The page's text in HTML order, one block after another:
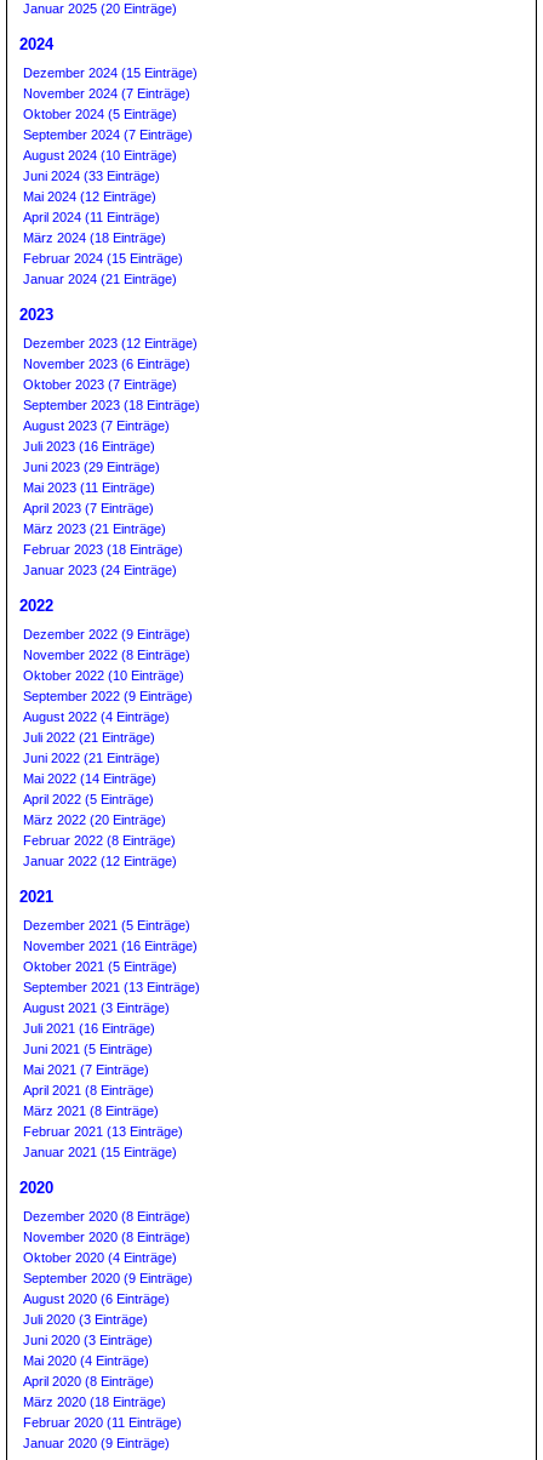
Januar 2025 (20 Einträge)
2024
Dezember 2024 (15 Einträge)
November 2024 (7 Einträge)
Oktober 2024 (5 Einträge)
September 2024 (7 Einträge)
August 2024 (10 Einträge)
Juni 2024 (33 Einträge)
Mai 2024 (12 Einträge)
April 2024 (11 Einträge)
März 2024 (18 Einträge)
Februar 2024 (15 Einträge)
Januar 2024 (21 Einträge)
2023
Dezember 2023 (12 Einträge)
November 2023 (6 Einträge)
Oktober 2023 (7 Einträge)
September 2023 (18 Einträge)
August 2023 (7 Einträge)
Juli 2023 (16 Einträge)
Juni 2023 (29 Einträge)
Mai 2023 (11 Einträge)
April 2023 (7 Einträge)
März 2023 (21 Einträge)
Februar 2023 (18 Einträge)
Januar 2023 (24 Einträge)
2022
Dezember 2022 (9 Einträge)
November 2022 (8 Einträge)
Oktober 2022 (10 Einträge)
September 2022 (9 Einträge)
August 2022 (4 Einträge)
Juli 2022 (21 Einträge)
Juni 2022 (21 Einträge)
Mai 2022 (14 Einträge)
April 2022 (5 Einträge)
März 2022 (20 Einträge)
Februar 2022 (8 Einträge)
Januar 2022 (12 Einträge)
2021
Dezember 2021 (5 Einträge)
November 2021 (16 Einträge)
Oktober 2021 (5 Einträge)
September 2021 (13 Einträge)
August 2021 (3 Einträge)
Juli 2021 (16 Einträge)
Juni 2021 (5 Einträge)
Mai 2021 (7 Einträge)
April 2021 (8 Einträge)
März 2021 (8 Einträge)
Februar 2021 (13 Einträge)
Januar 2021 (15 Einträge)
2020
Dezember 2020 (8 Einträge)
November 2020 (8 Einträge)
Oktober 2020 (4 Einträge)
September 2020 (9 Einträge)
August 2020 (6 Einträge)
Juli 2020 (3 Einträge)
Juni 2020 (3 Einträge)
Mai 2020 (4 Einträge)
April 2020 (8 Einträge)
März 2020 (18 Einträge)
Februar 2020 (11 Einträge)
Januar 2020 (9 Einträge)